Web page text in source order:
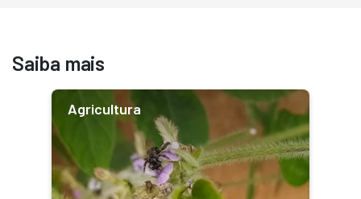
Saiba mais
Agricultura